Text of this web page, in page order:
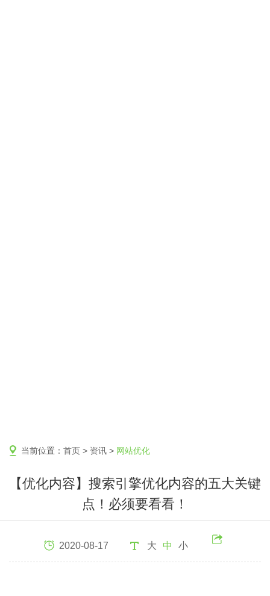
当前位置： 首页 > 资讯 > 网站优化
【优化内容】搜索引擎优化内容的五大关键
点！必须要看看！
2020-08-17 大 中 小